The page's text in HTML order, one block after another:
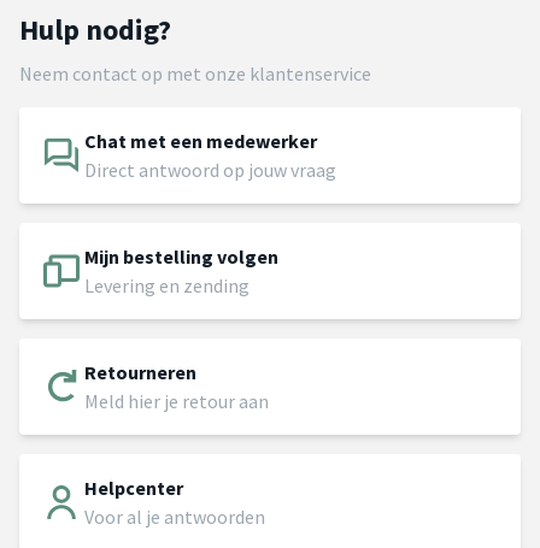
Hulp nodig?
Neem contact op met onze klantenservice
Chat met een medewerker
Direct antwoord op jouw vraag
Mijn bestelling volgen
Levering en zending
Retourneren
Meld hier je retour aan
Helpcenter
Voor al je antwoorden